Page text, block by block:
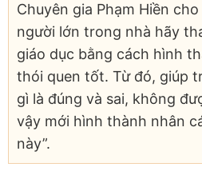
Chuyên gia Phạm Hiền
người lớn trong nhà hãy
giáo dục bằng cách hình
thói quen tốt. Từ đó, giúp
gì là đúng và sai, không
vậy mới hình thành nhân
này”.